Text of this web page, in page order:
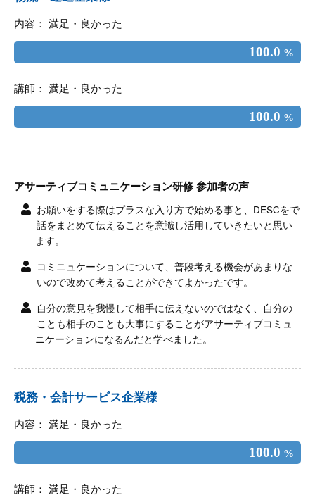
内容： 満足・良かった
100.0 %
講師： 満足・良かった
100.0 %
アサーティブコミュニケーション研修 参加者の声
お願いをする際はプラスな入り方で始める事と、DESCをで
話をまとめて伝えることを意識し活用していきたいと思い
ます。
コミニュケーションについて、普段考える機会があまりな
いので改めて考えることができてよかったです。
自分の意見を我慢して相手に伝えないのではなく、自分の
ことも相手のことも大事にすることがアサーティブコミュ
ニケーションになるんだと学べました。
税務・会計サービス企業様
内容： 満足・良かった
100.0 %
講師： 満足・良かった